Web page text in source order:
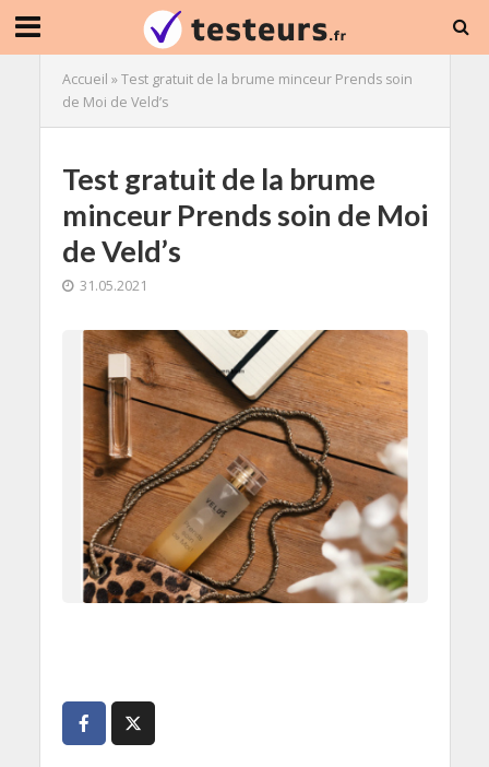
Accueil »Test gratuit de la brume minceur Prends soin
de Moi de Veld’s
Test gratuit de la brume
minceur Prends soin de Moi
de Veld’s
31.05.2021